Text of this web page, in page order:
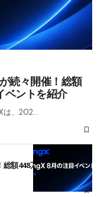
続々開催！総額
ベントを紹介
は、202…
額448万USDT超のAIバ